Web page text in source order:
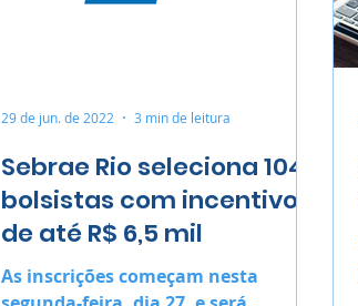
Sebrae Rio seleciona 104
bolsistas com incentivos
de até R$ 6,5 mil
As inscrições começam nesta
29 de jun. de 2022 3 min de leitura